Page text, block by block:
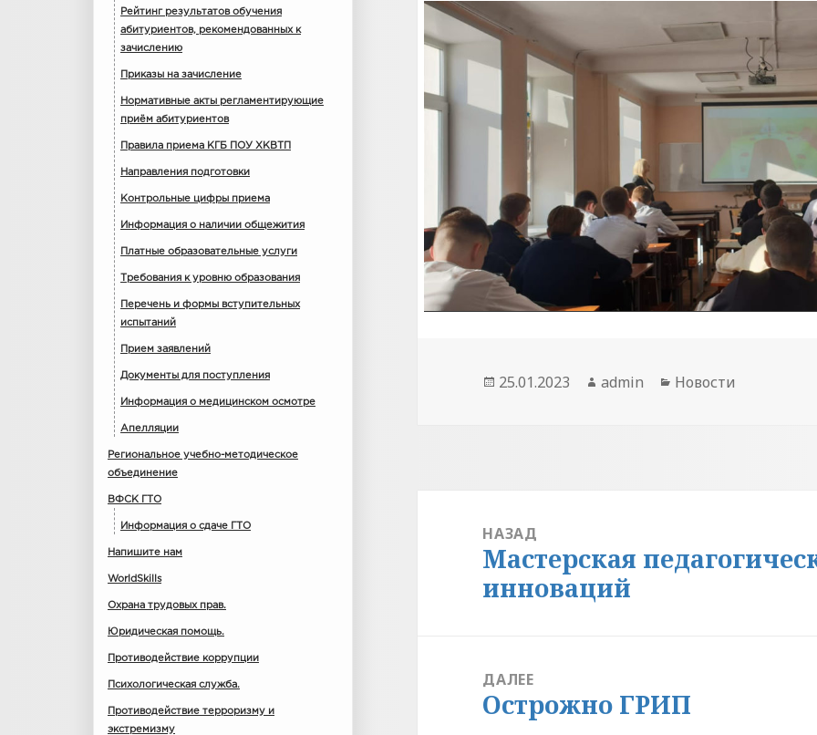
Рейтинг результатов обучения
абитуриентов, рекомендованных к
зачислению
Приказы на зачисление
Нормативные акты регламентирующие
приём абитуриентов
Правила приема КГБ ПОУ ХКВТП
Направления подготовки
Контрольные цифры приема
Информация о наличии общежития
Платные образовательные услуги
Требования к уровню образования
Перечень и формы вступительных
испытаний
Прием заявлений
Документы для поступления
Информация о медицинском осмотре
Апелляции
Региональное учебно-методическое
объединение
ВФСК ГТО
Информация о сдаче ГТО
Напишите нам
WorldSkills
Охрана трудовых прав.
Юридическая помощь.
Противодействие коррупции
Психологическая служба.
Противодействие терроризму и
экстремизму
Опубликовано
25.01.2023 Автор
admin Рубрики
Новости
записям
НАЗАД
Предыдущая
запись:
Мастерская
инноваций
ДАЛЕЕ
Следующая
запись:
Острожно ГРИП